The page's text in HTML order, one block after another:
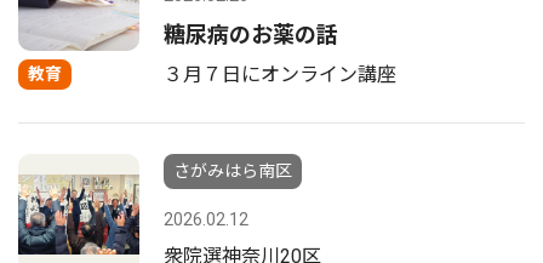
教育
糖尿病のお薬の話
３月７日にオンライン講座
さがみはら南区
2026.02.12
衆院選神奈川20区